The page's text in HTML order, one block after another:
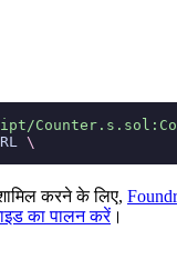
\
करने के लिए,
का पालन करें।